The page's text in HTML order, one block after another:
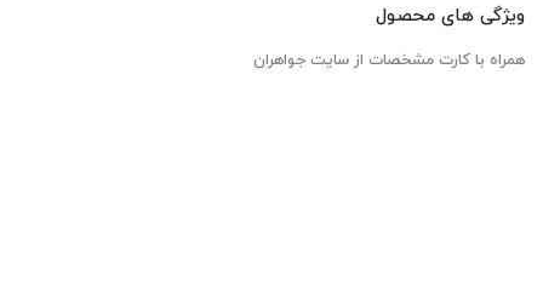
ویژگی های محصول
همراه با کارت مشخصات از سایت جواهران